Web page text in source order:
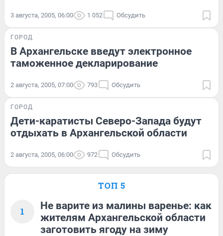
3 августа, 2005, 06:00 1 052 Обсудить
ГОРОД
В Архангельске введут электронное
таможенное декларирование
2 августа, 2005, 07:00 793 Обсудить
ГОРОД
Дети-каратисты Северо-Запада будут
отдыхать в Архангельской области
2 августа, 2005, 06:00 972 Обсудить
ТОП 5
1
Не варите из малины варенье: как
жителям Архангельской области
заготовить ягоду на зиму